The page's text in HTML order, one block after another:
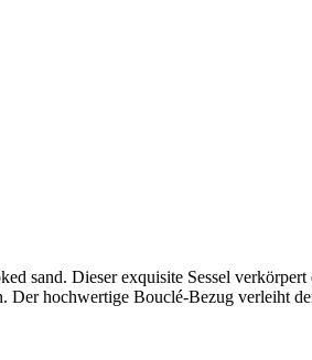
sand. Dieser exquisite Sessel
hochwertige Bouclé-Bezug verleiht